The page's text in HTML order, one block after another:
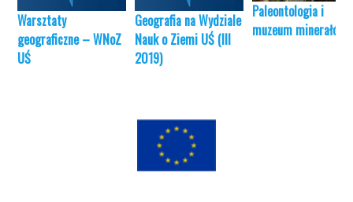
Warsztaty
geograficzne – WNoZ
UŚ
Geografia na Wydziale
Nauk o Ziemi UŚ (III
2019)
Paleontologia i
muzeum minerałów